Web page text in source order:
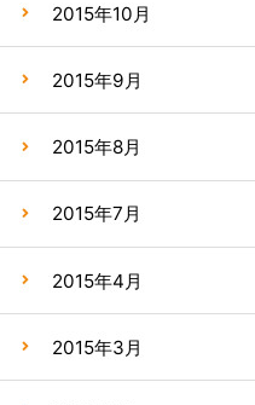
2015年10月
2015年9月
2015年8月
2015年7月
2015年4月
2015年3月